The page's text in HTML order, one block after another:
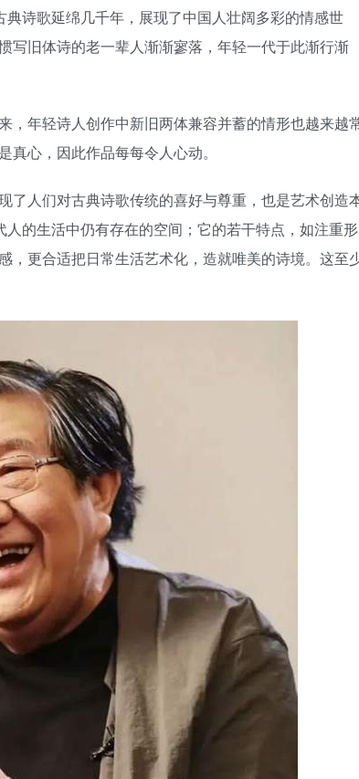
诗歌延绵几千年，展现了中国人壮阔多彩的情感世
写旧体诗的老一辈人渐渐寥落，年轻一代于此渐行渐
，年轻诗人创作中新旧两体兼容并蓄的情形也越来越
心，因此作品每每令人心动。
了人们对古典诗歌传统的喜好与尊重，也是艺术创造
的生活中仍有存在的空间；它的若干特点，如注重形
，更合适把日常生活艺术化，造就唯美的诗境。这至